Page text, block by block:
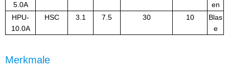
5.0A
en
HPU-
10.0A
HSC 3.1 7.5 30 10
Blas
e
Merkmale